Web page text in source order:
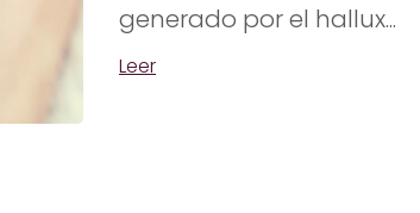
generado por el hallux...
Leer